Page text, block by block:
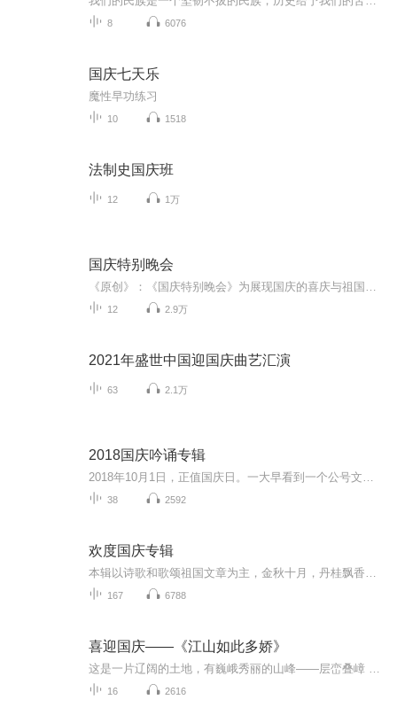
8 6076
国庆七天乐
魔性早功练习
10 1518
法制史国庆班
12 1万
国庆特别晚会
12 2.9万
2021年盛世中国迎国庆曲艺汇演
63 2.1万
2018国庆吟诵专辑
38 2592
欢度国庆专辑
167 6788
喜迎国庆——《江山如此多娇》
16 2616